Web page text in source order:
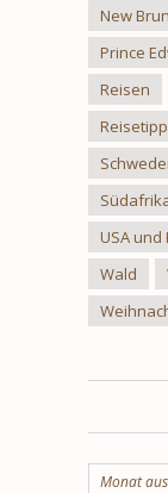
New
Prince
Reisen
USA und
Wald
Archiv